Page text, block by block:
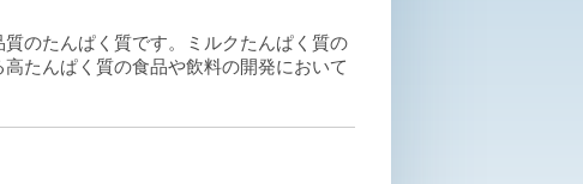
のたんぱく質です。ミルクたんぱく質の
たんぱく質の食品や飲料の開発において